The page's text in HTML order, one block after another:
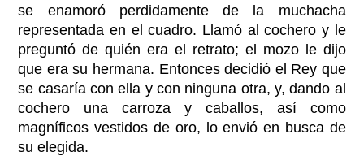
se enamoró perdidamente de la muchacha
representada en el cuadro. Llamó al cochero y le
preguntó de quién era el retrato; el mozo le dijo
que era su hermana. Entonces decidió el Rey que
se casaría con ella y con ninguna otra, y, dando al
cochero una carroza y caballos, así como
magníficos vestidos de oro, lo envió en busca de
su elegida.